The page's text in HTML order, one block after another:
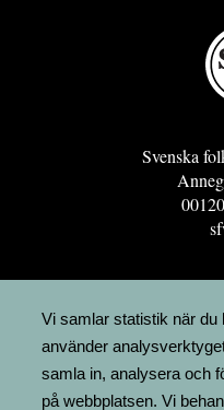
Svenska
Vi samlar statistik när
använder
samla in, analysera och
på webbplatsen. Vi